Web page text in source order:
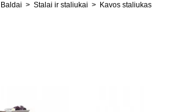
Baldai Stalai ir staliukai
Kavos staliukas